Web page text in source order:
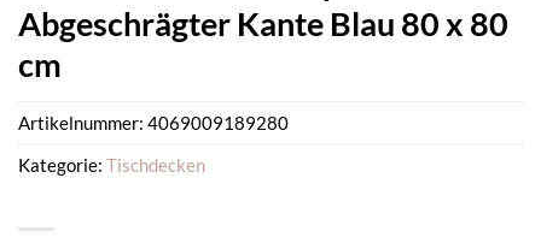
Abgeschrägter Kante Blau 80 x 80
cm
Artikelnummer: 4069009189280
Kategorie: Tischdecken